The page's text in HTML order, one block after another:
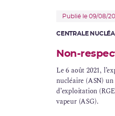
Publié le 09/08/
CENTRALE
Non-
Le 6 août 2021,
nucléaire (ASN)
d’exploitation
vapeur (ASG).